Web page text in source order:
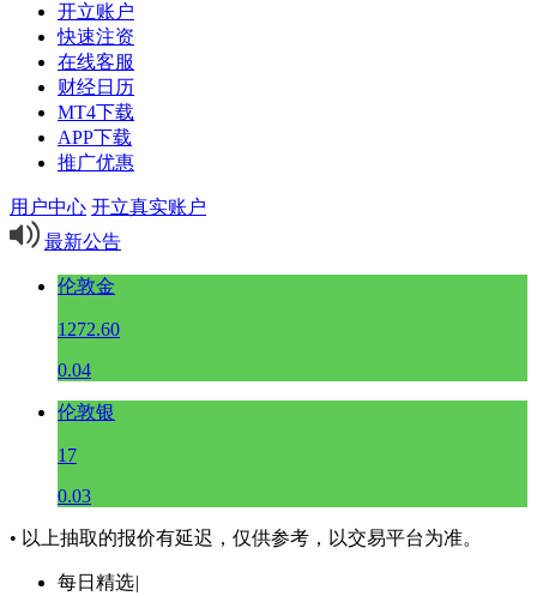
开立账户
快速注资
在线客服
财经日历
MT4下载
APP下载
推广优惠
用户中心 开立真实账户
最新公告
伦敦金
1272.60
0.04
伦敦银
17
0.03
• 以上抽取的报价有延迟，仅供参考，以交易平台为准。
每日精选|